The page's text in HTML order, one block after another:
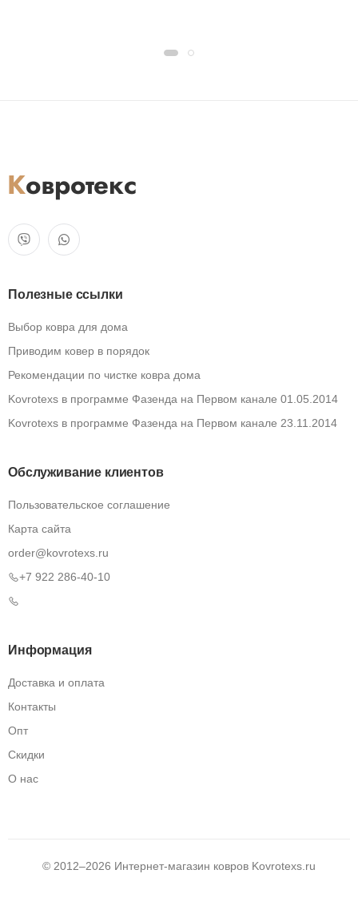
Полезные ссылки
Выбор ковра для дома
Приводим ковер в порядок
Рекомендации по чистке ковра дома
Kovrotexs в программе Фазенда на Первом канале 01.05.2014
Kovrotexs в программе Фазенда на Первом канале 23.11.2014
Обслуживание клиентов
Пользовательское соглашение
Карта сайта
order@kovrotexs.ru
+7 922 286-40-10
Информация
Доставка и оплата
Контакты
Опт
Скидки
О нас
© 2012–2026 Интернет-магазин ковров Kovrotexs.ru